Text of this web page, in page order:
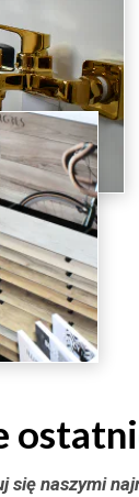
się naszymi